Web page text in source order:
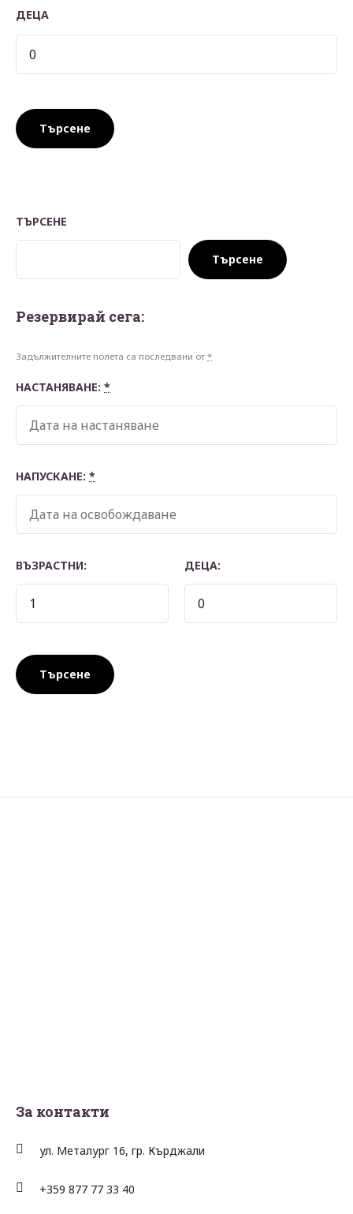
ДЕЦА
ТЪРСЕНЕ
Търсене
Резервирай сегa:
Задължителните полета са последвани от *
НАСТАНЯВАНЕ: *
НАПУСКАНЕ: *
ВЪЗРАСТНИ: ДЕЦА:
За контакти
ул. Металург 16, гр. Кърджали
+359 877 77 33 40